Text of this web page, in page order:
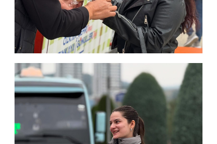
Bağ-Essan Sanayi Sitesi